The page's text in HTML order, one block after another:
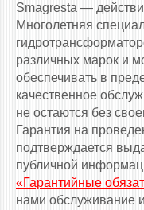
Smagresta —
Многолетняя
различных марок и
обеспечивать в
качественное
не остаются без
Гарантия на
подтверждается
публичной
«Гарантийные
нами обслуживание